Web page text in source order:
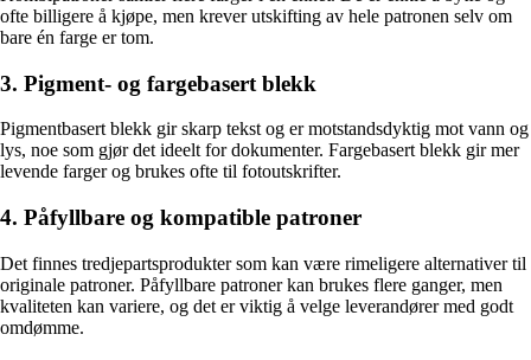
ofte billigere å kjøpe, men krever utskifting av hele patronen selv om
bare én farge er tom.
3. Pigment- og fargebasert blekk
Pigmentbasert blekk gir skarp tekst og er motstandsdyktig mot vann og
lys, noe som gjør det ideelt for dokumenter. Fargebasert blekk gir mer
levende farger og brukes ofte til fotoutskrifter.
4. Påfyllbare og kompatible patroner
Det finnes tredjepartsprodukter som kan være rimeligere alternativer til
originale patroner. Påfyllbare patroner kan brukes flere ganger, men
kvaliteten kan variere, og det er viktig å velge leverandører med godt
omdømme.